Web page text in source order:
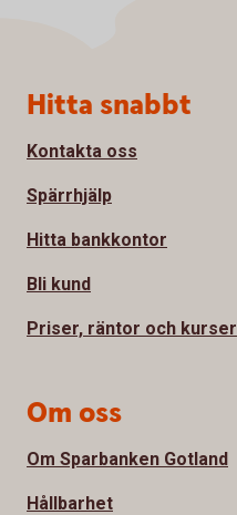
Sidfot
Hitta snabbt
Kontakta oss
Spärrhjälp
Hitta bankkontor
Bli kund
Priser, räntor och kurser
Om oss
Om Sparbanken Gotland
Hållbarhet